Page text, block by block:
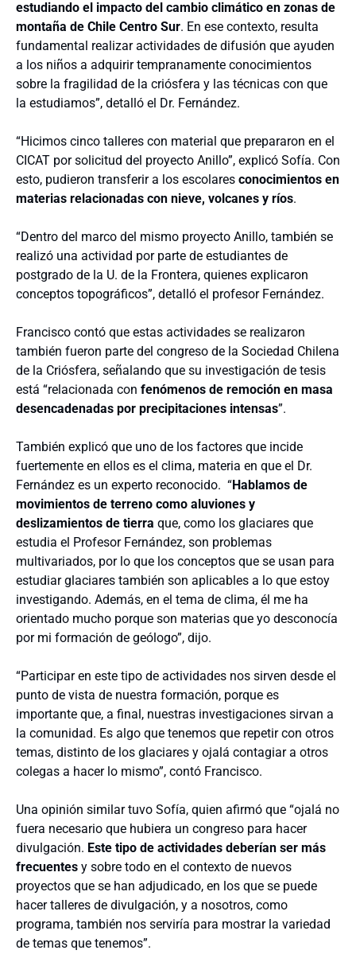
estudiando el impacto del cambio climático en zonas de
montaña de Chile Centro Sur. En ese contexto, resulta
fundamental realizar actividades de difusión que ayuden
a los niños a adquirir tempranamente conocimientos
sobre la fragilidad de la criósfera y las técnicas con que
la estudiamos”, detalló el Dr. Fernández.
“Hicimos cinco talleres con material que prepararon en el
CICAT por solicitud del proyecto Anillo”, explicó Sofía. Con
esto, pudieron transferir a los escolares conocimientos en
materias relacionadas con nieve, volcanes y ríos.
“Dentro del marco del mismo proyecto Anillo, también se
realizó una actividad por parte de estudiantes de
postgrado de la U. de la Frontera, quienes explicaron
conceptos topográficos”, detalló el profesor Fernández.
Francisco contó que estas actividades se realizaron
también fueron parte del congreso de la Sociedad Chilena
de la Criósfera, señalando que su investigación de tesis
está “relacionada con fenómenos de remoción en masa
desencadenadas por precipitaciones intensas”.
También explicó que uno de los factores que incide
fuertemente en ellos es el clima, materia en que el Dr.
Fernández es un experto reconocido. “Hablamos de
movimientos de terreno como aluviones y
deslizamientos de tierra que, como los glaciares que
estudia el Profesor Fernández, son problemas
multivariados, por lo que los conceptos que se usan para
estudiar glaciares también son aplicables a lo que estoy
investigando. Además, en el tema de clima, él me ha
orientado mucho porque son materias que yo desconocía
por mi formación de geólogo”, dijo.
“Participar en este tipo de actividades nos sirven desde el
punto de vista de nuestra formación, porque es
importante que, a final, nuestras investigaciones sirvan a
la comunidad. Es algo que tenemos que repetir con otros
temas, distinto de los glaciares y ojalá contagiar a otros
colegas a hacer lo mismo”, contó Francisco.
Una opinión similar tuvo Sofía, quien afirmó que “ojalá no
fuera necesario que hubiera un congreso para hacer
divulgación. Este tipo de actividades deberían ser más
frecuentes y sobre todo en el contexto de nuevos
proyectos que se han adjudicado, en los que se puede
hacer talleres de divulgación, y a nosotros, como
programa, también nos serviría para mostrar la variedad
de temas que tenemos”.